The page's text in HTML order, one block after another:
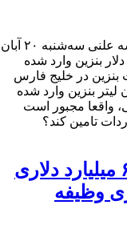
رئیس سازمان برنامه و بودجه، در جریان جلسه علنی سه‌شنبه ۲۰ آبان
بنزین وارد شده
بنزین در خلیج فارس
هر لیتر باشد، یعنی 54 میلیون لیتر بنزین وارد شده
واقعا مجبور است
تامین کند؟
قالیباف در واکنش به واردات ۶ میلیارد دلاری
وظیفه